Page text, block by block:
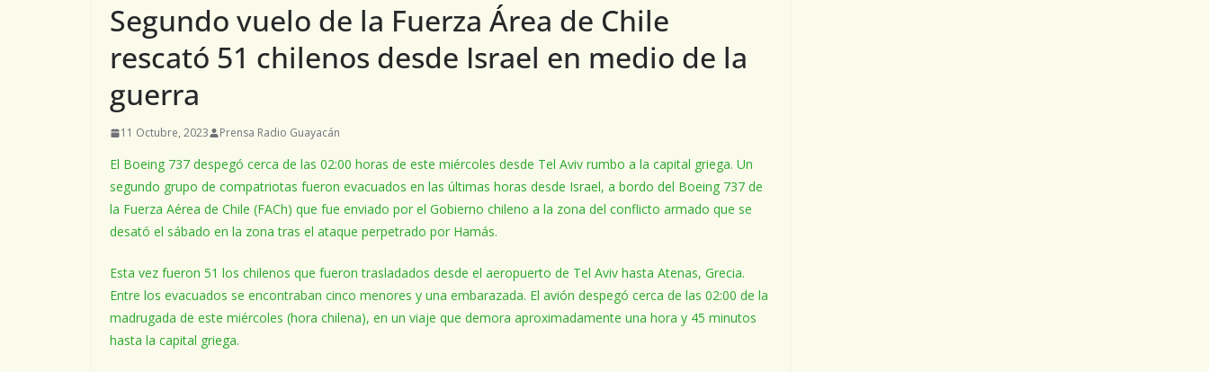
Segundo vuelo de la Fuerza Área de Chile
rescató 51 chilenos desde Israel en medio de la
guerra
11 Octubre, 2023 Prensa Radio Guayacán
El Boeing 737 despegó cerca de las 02:00 horas de este miércoles desde Tel Aviv rumbo a la capital griega. Un
segundo grupo de compatriotas fueron evacuados en las últimas horas desde Israel, a bordo del Boeing 737 de
la Fuerza Aérea de Chile (FACh) que fue enviado por el Gobierno chileno a la zona del conflicto armado que se
desató el sábado en la zona tras el ataque perpetrado por Hamás.
Esta vez fueron 51 los chilenos que fueron trasladados desde el aeropuerto de Tel Aviv hasta Atenas, Grecia.
Entre los evacuados se encontraban cinco menores y una embarazada. El avión despegó cerca de las 02:00 de la
madrugada de este miércoles (hora chilena), en un viaje que demora aproximadamente una hora y 45 minutos
hasta la capital griega.